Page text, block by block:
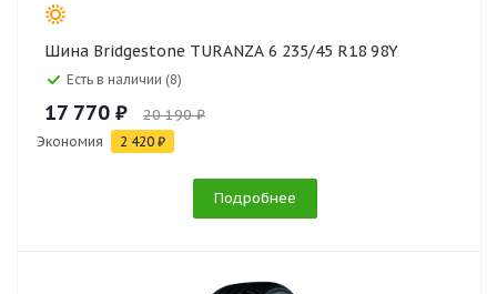
Шина Bridgestone TURANZA 6 235/45 R18 98Y
Есть в наличии (8)
17 770 ₽ 20 190 ₽
Экономия 2 420 ₽
Подробнее